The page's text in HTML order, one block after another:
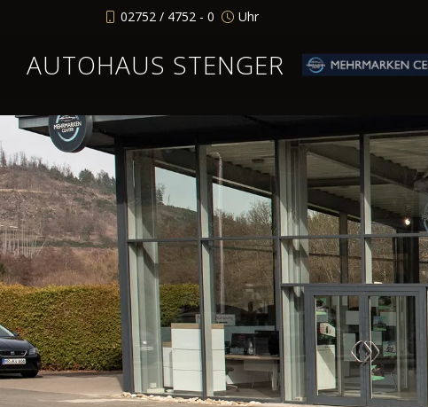
02752 / 4752 - 0 Uhr
AUTOHAUS STENGER